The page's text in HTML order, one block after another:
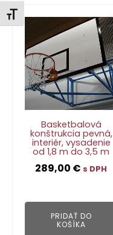
Zmeniť veľkosť písma
Basketbalová
konštrukcia pevná,
interiér, vysadenie
od 1,8 m do 3,5 m
289,00 € s DPH
PRIDAŤ DO
KOŠÍKA